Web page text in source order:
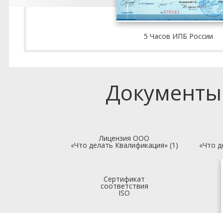
5 Часов ИПБ России
Лицензия ООО
«Что делать Квалификация» (1) «Что
Сертификат
соответствия
ISO